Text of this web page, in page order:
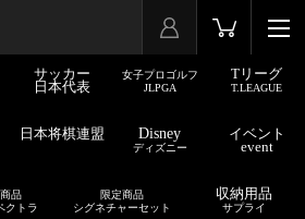
サッカー
日本代表
女子プロゴルフ
JLPGA
Tリーグ
T.LEAGUE
日本将棋連盟 Disney
ディズニー
イベント
event
品
クトラ
限定商品
シグネチャーセット
収納用品
サプライ